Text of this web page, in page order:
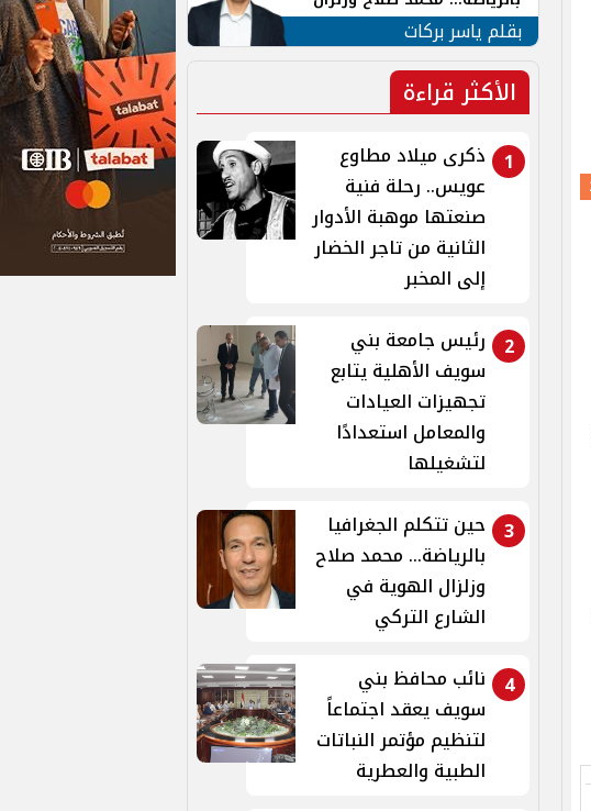
الهوية في الشارع التركي
بقلم ياسر بركات
الأكثر قراءة
1
ذكرى ميلاد مطاوع
عويس.. رحلة فنية
صنعتها موهبة الأدوار
الثانية من تاجر الخضار
إلى المخبر
2
رئيس جامعة بني
سويف الأهلية يتابع
تجهيزات العيادات
والمعامل استعدادًا
لتشغيلها
3 حين تتكلم الجغرافيا
بالرياضة... محمد صلاح
وزلزال الهوية في
الشارع التركي
4
نائب محافظ بني
سويف يعقد اجتماعاً
لتنظيم مؤتمر النباتات
الطبية والعطرية